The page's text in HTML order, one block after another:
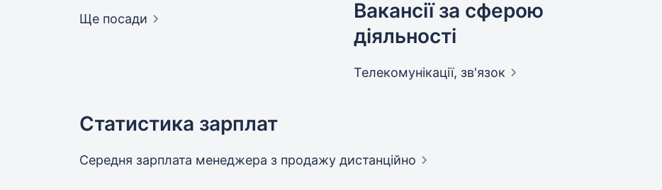
Ще посади
Вакансії за сферою
діяльності
Телекомунікації, зв'язок
Статистика зарплат
Середня зарплата менеджера з продажу дистанційно